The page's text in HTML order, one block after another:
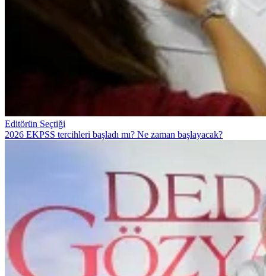
Editörün Seçtiği
2026 EKPSS tercihleri başladı mı? Ne zaman başlayacak?